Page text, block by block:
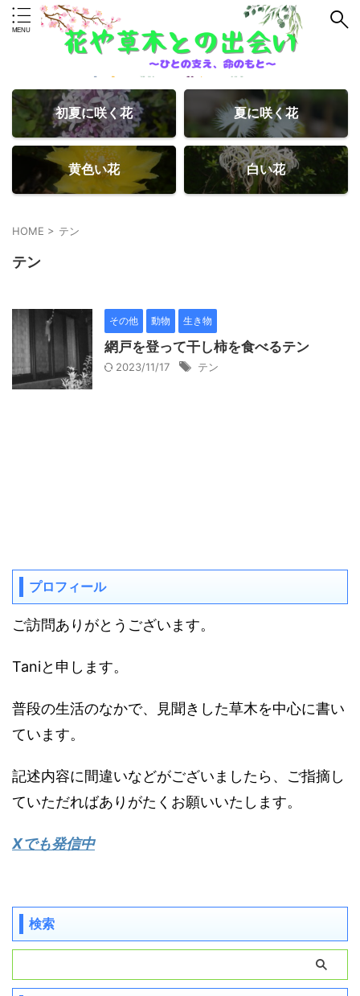
初夏に咲く花 夏に咲く花
黄色い花 白い花
HOME > テン
テン
その他 動物 生き物
網戸を登って干し柿を食べるテン
2023/11/17 テン
プロフィール
ご訪問ありがとうございます。
Taniと申します。
普段の生活のなかで、見聞きした草木を中心に書い
ています。
記述内容に間違いなどがございましたら、ご指摘し
ていただればありがたくお願いいたします。
Xでも発信中
検索